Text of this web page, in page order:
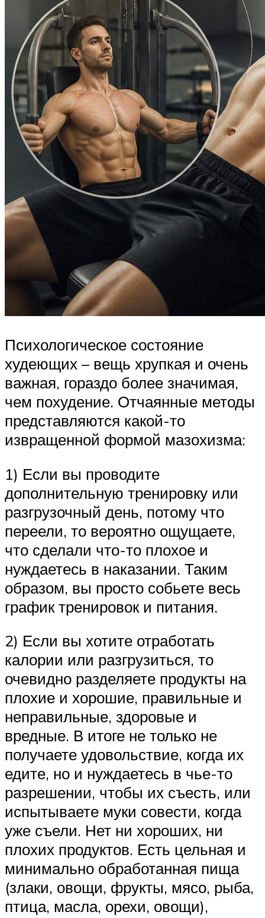
Психологическое состояние
худеющих – вещь хрупкая и очень
важная, гораздо более значимая,
чем похудение. Отчаянные методы
представляются какой-то
извращенной формой мазохизма:
1) Если вы проводите
дополнительную тренировку или
разгрузочный день, потому что
переели, то вероятно ощущаете,
что сделали что-то плохое и
нуждаетесь в наказании. Таким
образом, вы просто собьете весь
график тренировок и питания.
2) Если вы хотите отработать
калории или разгрузиться, то
очевидно разделяете продукты на
плохие и хорошие, правильные и
неправильные, здоровые и
вредные. В итоге не только не
получаете удовольствие, когда их
едите, но и нуждаетесь в чье-то
разрешении, чтобы их съесть, или
испытываете муки совести, когда
уже съели. Нет ни хороших, ни
плохих продуктов. Есть цельная и
минимально обработанная пища
(злаки, овощи, фрукты, мясо, рыба,
птица, масла, орехи, овощи),